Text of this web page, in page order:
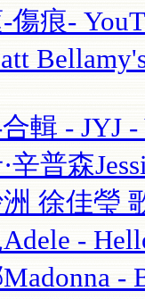
痕-
輯 - JYJ -
普森
徐佳瑩
-
-